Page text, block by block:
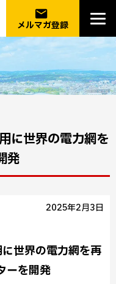
email
メルマガ登録
に世界の電力網を
発
2025年2月3日
世界の電力網を再
ーを開発